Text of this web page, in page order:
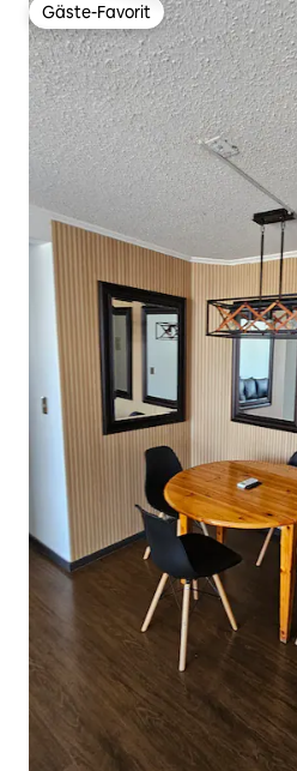
Gäste-Favorit
Gäste-Favorit